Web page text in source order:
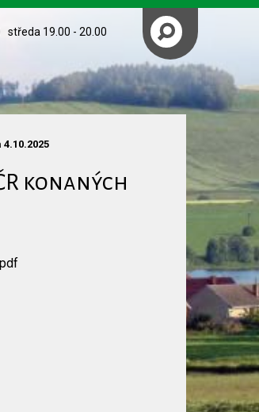
středa 19.00 - 20.00
konaných